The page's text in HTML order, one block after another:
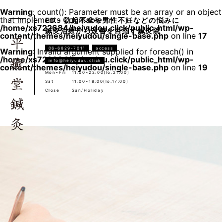
ED・勃起不全や男性不妊などの悩みに
鍼灸治療から改善を目指す鍼灸院
06-6829-7011 access
info@heiyudou.click
Mon~Fri
11:00~22:00(lo.21:00)
Sat
11:00~18:00(lo.17:00)
Close
Sun/Holiday
Warning: count(): Parameter must be an array or an object
that implements Countable in
/home/xs722684/heiyudou.click/public_html/wp-
content/themes/heiyudou/single-base.php on line 17
Warning: Invalid argument supplied for foreach() in
/home/xs722684/heiyudou.click/public_html/wp-
content/themes/heiyudou/single-base.php on line 19